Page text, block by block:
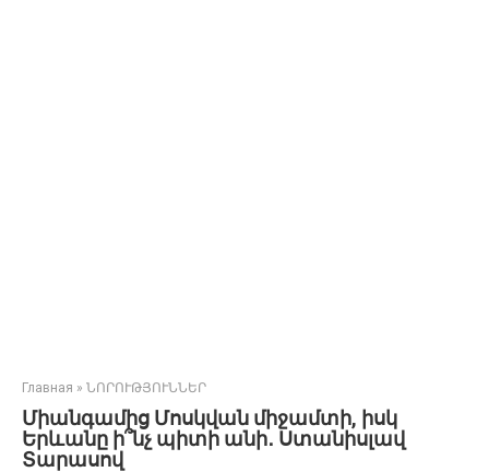
Главная » ՆՈՐՈՒԹՅՈՒՆՆԵՐ
Միանգամից Մոսկվան միջամտի, իսկ
Երևանը ի՞նչ պիտի անի․ Ստանիսլավ
Տարասով